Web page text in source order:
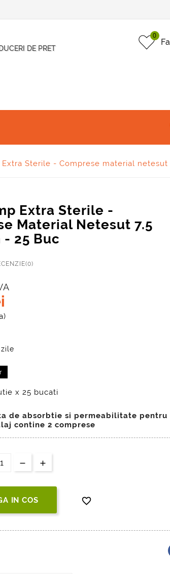
DE PRET
0
Sterile - Comprese material netesut
Extra Sterile -
Material Netesut 7.5
- 25 Buc
x 25 bucati
de absorbtie si permeabilitate pentru
contine 2 comprese
IN COS 